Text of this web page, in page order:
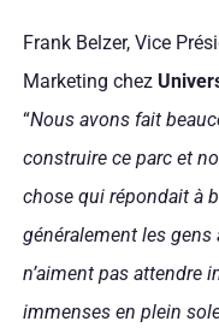
Frank Belzer, Vice
Marketing chez
“Nous avons fait
construire ce parc et
chose qui répondait à
généralement les gens
n’aiment pas attendre
immenses en plein